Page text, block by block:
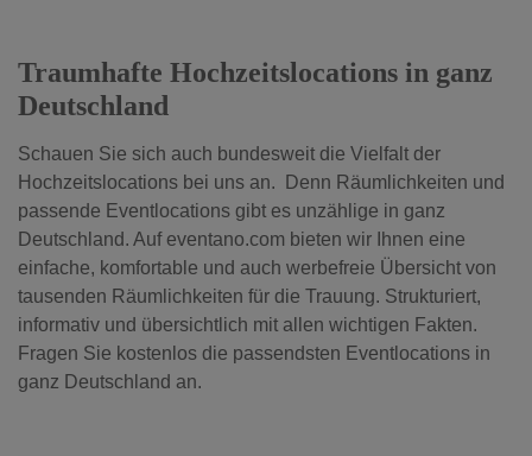
Traumhafte Hochzeitslocations in ganz
Deutschland
Schauen Sie sich auch bundesweit die Vielfalt der
Hochzeitslocations bei uns an. Denn Räumlichkeiten und
passende Eventlocations gibt es unzählige in ganz
Deutschland. Auf eventano.com bieten wir Ihnen eine
einfache, komfortable und auch werbefreie Übersicht von
tausenden Räumlichkeiten für die Trauung. Strukturiert,
informativ und übersichtlich mit allen wichtigen Fakten.
Fragen Sie kostenlos die passendsten Eventlocations in
ganz Deutschland an.